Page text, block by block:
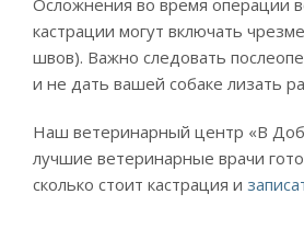
кастрации могут включать
швов). Важно следовать
и не дать вашей собаке лизать
Наш ветеринарный центр «В
лучшие ветеринарные врачи
сколько стоит кастрация и